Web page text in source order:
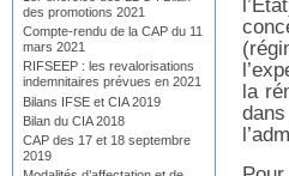
des promotions 2021
Compte-rendu de la CAP du 11
mars 2021
RIFSEEP : les revalorisations
indemnitaires prévues en 2021
Bilans IFSE et CIA 2019
Bilan du CIA 2018
CAP des 17 et 18 septembre
2019
la